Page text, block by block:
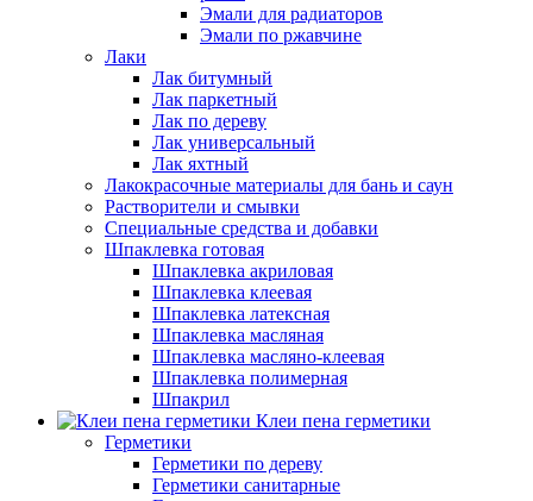
Эмали для радиаторов
Эмали по ржавчине
Лаки
Лак битумный
Лак паркетный
Лак по дереву
Лак универсальный
Лак яхтный
Лакокрасочные материалы для бань и саун
Растворители и смывки
Специальные средства и добавки
Шпаклевка готовая
Шпаклевка акриловая
Шпаклевка клеевая
Шпаклевка латексная
Шпаклевка масляная
Шпаклевка масляно-клеевая
Шпаклевка полимерная
Шпакрил
Клеи пена герметики
Герметики
Герметики по дереву
Герметики санитарные